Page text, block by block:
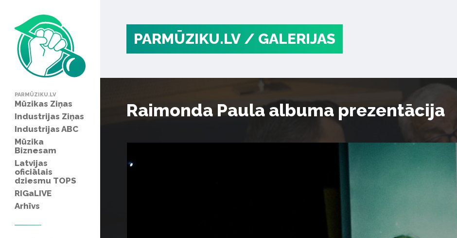
PARMŪZIKU.LV
Mūzikas Ziņas
Industrijas Ziņas
Industrijas ABC
Mūzika
Biznesam
Latvijas
oficiālais
dziesmu TOPS
RIGaLIVE
Arhīvs
PARMŪZIKU.LV / GALERIJAS
Raimonda Paula albuma prezentācija